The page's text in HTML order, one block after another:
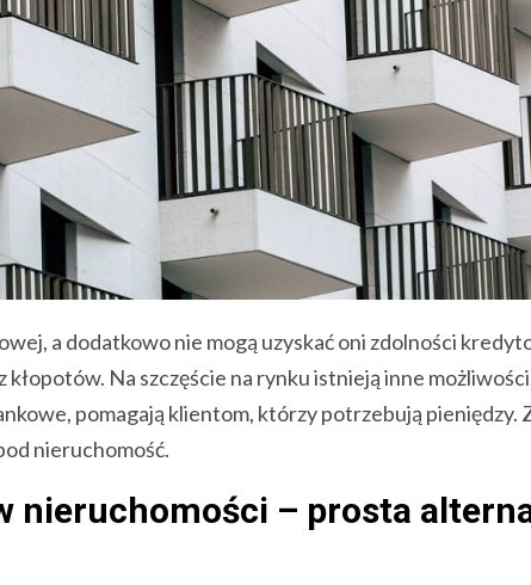
a dodatkowo nie mogą uzyskać oni zdolności
Na szczęście na rynku istnieją inne
pomagają klientom, którzy potrzebują pieniędzy.
nieruchomość.
nieruchomości – prosta